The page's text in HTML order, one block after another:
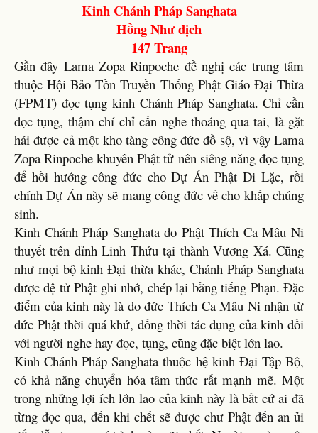
Kinh Chánh Pháp Sanghata
Hồng Như dịch
147 Trang
Gần đây Lama Zopa Rinpoche đề nghị các trung tâm
thuộc Hội Bảo Tồn Truyền Thống Phật Giáo Đại Thừa
(FPMT) đọc tụng kinh Chánh Pháp Sanghata. Chỉ cần
đọc tụng, thậm chí chỉ cần nghe thoáng qua tai, là gặt
hái được cả một kho tàng công đức đồ sộ, vì vậy Lama
Zopa Rinpoche khuyên Phật tử nên siêng năng đọc tụng
để hồi hướng công đức cho Dự Án Phật Di Lặc, rồi
chính Dự Án này sẽ mang công đức về cho khắp chúng
sinh.
Kinh Chánh Pháp Sanghata do Phật Thích Ca Mâu Ni
thuyết trên đỉnh Linh Thứu tại thành Vương Xá. Cũng
như mọi bộ kinh Đại thừa khác, Chánh Pháp Sanghata
được đệ tử Phật ghi nhớ, chép lại bằng tiếng Phạn. Đặc
điểm của kinh này là do đức Thích Ca Mâu Ni nhận từ
đức Phật thời quá khứ, đồng thời tác dụng của kinh đối
với người nghe hay đọc, tụng, cũng đặc biệt lớn lao.
Kinh Chánh Pháp Sanghata thuộc hệ kinh Đại Tập Bộ,
có khả năng chuyển hóa tâm thức rất mạnh mẽ. Một
trong những lợi ích lớn lao của kinh này là bất cứ ai đã
từng đọc qua, đến khi chết sẽ được chư Phật đến an ủi